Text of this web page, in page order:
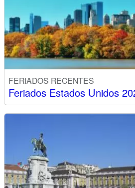
FERIADOS RECENTES
Feriados Estados Unidos